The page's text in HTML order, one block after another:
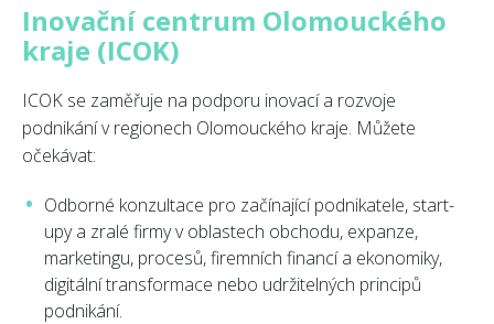
Inovační centrum Olomouckého
kraje (ICOK)
ICOK se zaměřuje na podporu inovací a rozvoje
podnikání v regionech Olomouckého kraje. Můžete
očekávat:
Odborné konzultace pro začínající podnikatele, start-
upy a zralé firmy v oblastech obchodu, expanze,
marketingu, procesů, firemních financí a ekonomiky,
digitální transformace nebo udržitelných principů
podnikání.